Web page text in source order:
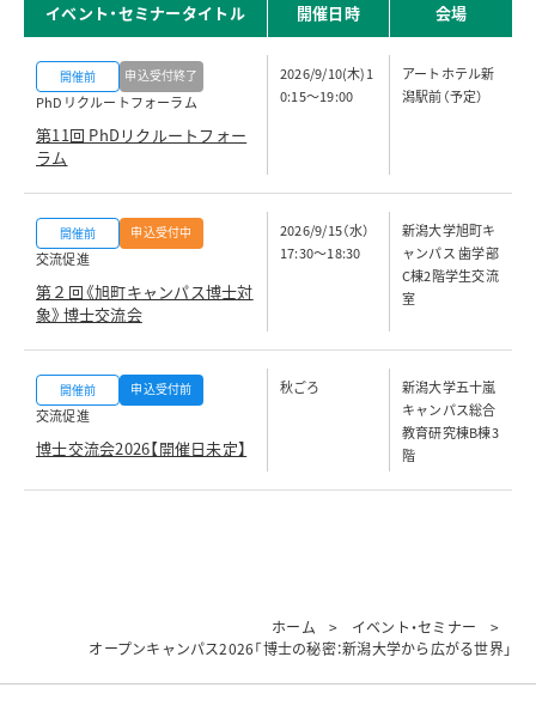
イベント・セミナータイトル 開催日時 会場
開催前 申込受付終了
PhDリクルートフォーラム
第11回 PhDリクルートフォー
ラム
2026/9/10(木)1
0:15～19:00
アートホテル新
潟駅前（予定）
開催前 申込受付中
交流促進
第２回《旭町キャンパス博士対
象》博士交流会
2026/9/15（水）
17:30～18:30
新潟大学旭町キ
ャンパス 歯学部
C棟2階学生交流
室
開催前 申込受付前
交流促進
博士交流会2026【開催日未定】
秋ごろ
新潟大学五十嵐
キャンパス総合
教育研究棟B棟3
階
ホーム
イベント・セミナー
オープンキャンパス2026「博士の秘密：新潟大学から広がる世界」